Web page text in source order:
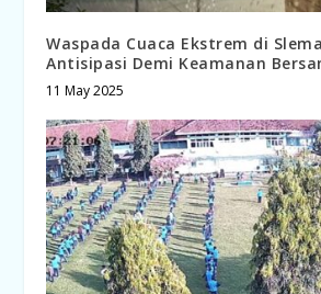
Waspada Cuaca Ekstrem di
Antisipasi Demi Keamanan
11 May 2025